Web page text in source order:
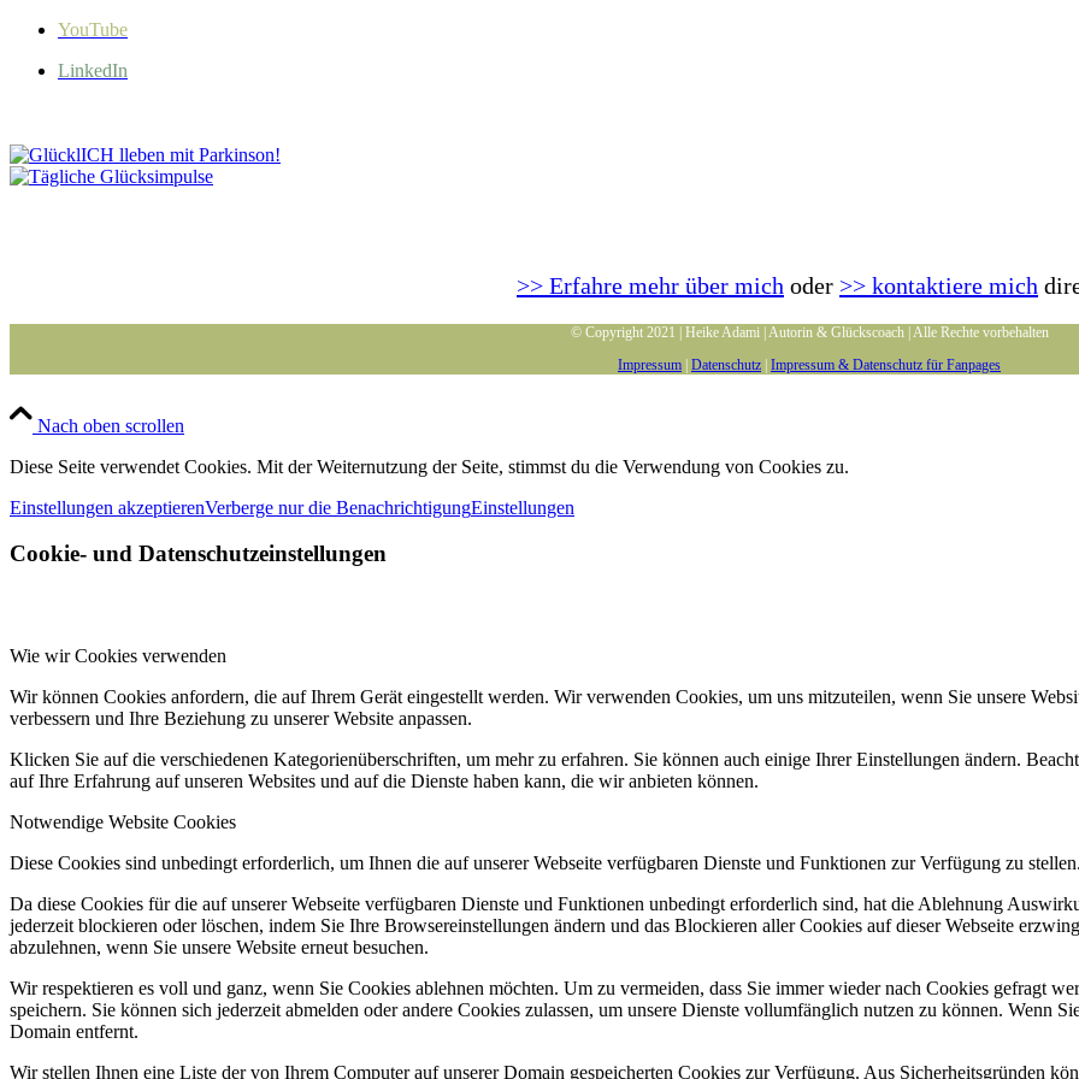
YouTube
LinkedIn
>> Erfahre mehr über mich oder >> kontaktiere mich
© Copyright 2021 | Heike Adami | Autorin & Glückscoach | Alle Rechte vorbehalten
Impressum | Datenschutz | Impressum & Datenschutz für Fanpages
Nach oben scrollen
Diese Seite verwendet Cookies. Mit der Weiternutzung der Seite, stimmst du die Verwendung von Cookies zu.
Einstellungen akzeptierenVerberge nur die BenachrichtigungEinstellungen
Cookie- und Datenschutzeinstellungen
Wie wir Cookies verwenden
Wir können Cookies anfordern, die auf Ihrem Gerät eingestellt werden. Wir verwenden Cookies, um uns mitzuteilen, wenn Sie unsere
verbessern und Ihre Beziehung zu unserer Website anpassen.
Klicken Sie auf die verschiedenen Kategorienüberschriften, um mehr zu erfahren. Sie können auch einige Ihrer Einstellungen ändern.
auf Ihre Erfahrung auf unseren Websites und auf die Dienste haben kann, die wir anbieten können.
Notwendige Website Cookies
Diese Cookies sind unbedingt erforderlich, um Ihnen die auf unserer Webseite verfügbaren Dienste und Funktionen zur Verfügung zu
Da diese Cookies für die auf unserer Webseite verfügbaren Dienste und Funktionen unbedingt erforderlich sind, hat die Ablehnung
jederzeit blockieren oder löschen, indem Sie Ihre Browsereinstellungen ändern und das Blockieren aller Cookies auf dieser Webseite
abzulehnen, wenn Sie unsere Website erneut besuchen.
Wir respektieren es voll und ganz, wenn Sie Cookies ablehnen möchten. Um zu vermeiden, dass Sie immer wieder nach Cookies gefragt
speichern. Sie können sich jederzeit abmelden oder andere Cookies zulassen, um unsere Dienste vollumfänglich nutzen zu können. Wenn
Domain entfernt.
Wir stellen Ihnen eine Liste der von Ihrem Computer auf unserer Domain gespeicherten Cookies zur Verfügung. Aus Sicherheitsgründen